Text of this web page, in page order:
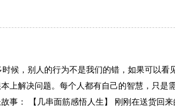
候，别人的行为不是我们的错，如果可以看
上解决问题。每个人都有自己的智慧，只是
事： 【几串面筋感悟人生】 刚刚在送货回